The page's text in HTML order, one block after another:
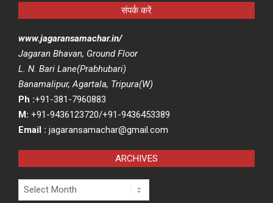
संपर्क करें
www.jagaransamachar.in/
Jagaran Bhavan, Ground Floor
L. N. Bari Lane(Prabhubari)
Banamalipur, Agartala, Tripura(W)
Ph :+91-381-7960883
M: +91-9436123720/+91-9436453389
Email : jagaransamachar@gmail.com
ARCHIVES
Archives